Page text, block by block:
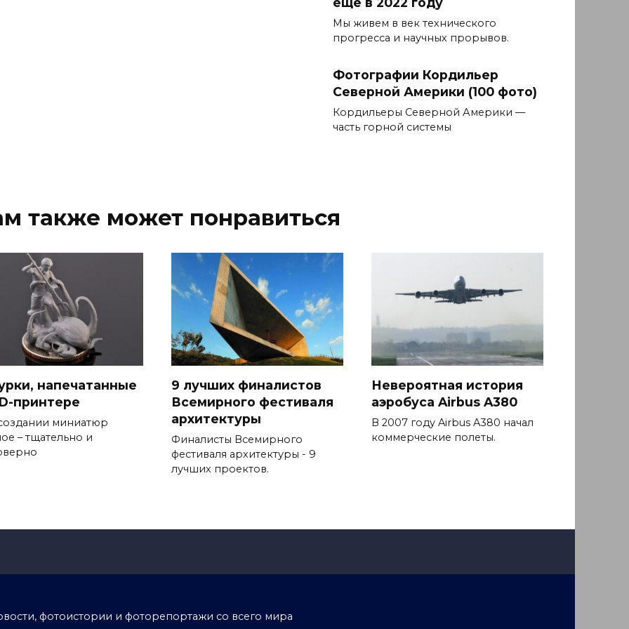
Мы живем в век технического
прогресса и научных прорывов.
Фотографии Кордильер
Северной Америки (100 фото)
Кордильеры Северной Америки —
часть горной системы
также может понравиться
напечатанные
принтере
миниатюр
– тщательно и
9 лучших финалистов
Всемирного фестиваля
архитектуры
Финалисты Всемирного
фестиваля архитектуры - 9
лучших проектов.
Невероятная история
аэробуса Airbus A380
В 2007 году Airbus A380 начал
коммерческие полеты.
фотоистории и фоторепортажи со всего мира